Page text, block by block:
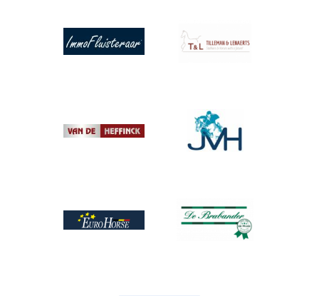
Afbeelding Afbeelding
Afbeelding
Afbeelding
Afbeelding
Afbeelding